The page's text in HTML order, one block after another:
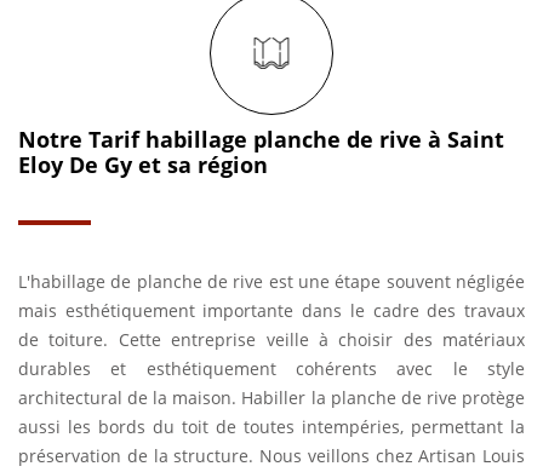
Notre Tarif habillage planche de rive à Saint
Eloy De Gy et sa région
L'habillage de planche de rive est une étape souvent négligée
mais esthétiquement importante dans le cadre des travaux
de toiture. Cette entreprise veille à choisir des matériaux
durables et esthétiquement cohérents avec le style
architectural de la maison. Habiller la planche de rive protège
aussi les bords du toit de toutes intempéries, permettant la
préservation de la structure. Nous veillons chez Artisan Louis